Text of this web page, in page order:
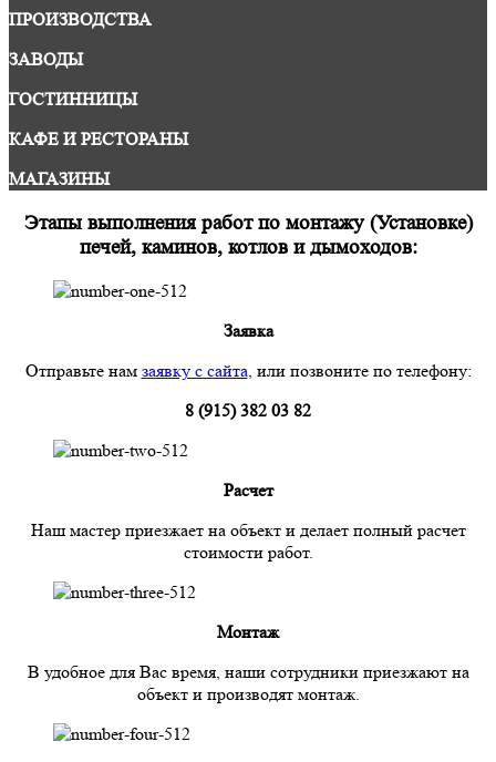
ПРОИЗВОДСТВА
ЗАВОДЫ
ГОСТИННИЦЫ
КАФЕ И РЕСТОРАНЫ
МАГАЗИНЫ
Этапы выполнения работ по монтажу (Установке)
печей, каминов, котлов и дымоходов:
Заявка
Отправьте нам заявку с сайта, или позвоните по телефону:
8 (915) 382 03 82
Расчет
Наш мастер приезжает на объект и делает полный расчет
стоимости работ.
Монтаж
В удобное для Вас время, наши сотрудники приезжают на
объект и производят монтаж.